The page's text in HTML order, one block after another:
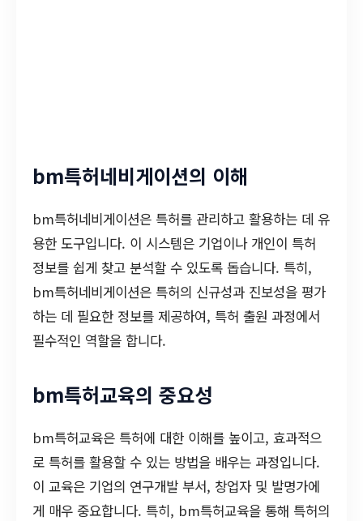
bm특허네비게이션의 이해
bm특허네비게이션은 특허를 관리하고 활용하는 데 유
용한 도구입니다. 이 시스템은 기업이나 개인이 특허
정보를 쉽게 찾고 분석할 수 있도록 돕습니다. 특히,
bm특허네비게이션은 특허의 신규성과 진보성을 평가
하는 데 필요한 정보를 제공하여, 특허 출원 과정에서
필수적인 역할을 합니다.
bm특허교육의 중요성
bm특허교육은 특허에 대한 이해를 높이고, 효과적으
로 특허를 활용할 수 있는 방법을 배우는 과정입니다.
이 교육은 기업의 연구개발 부서, 창업자 및 발명가에
게 매우 중요합니다. 특히, bm특허교육을 통해 특허의